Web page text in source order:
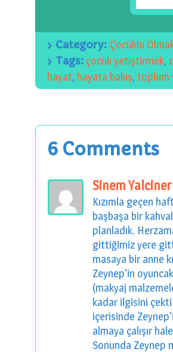
Category: Çocuklu
Tags: çocuk yetiştirmek,
hayat, hayata bakış, toplum
6 Comments
Sinem Yalciner
Kızımla geçen
başbaşa bir
planladık.
gittiğimiz yere
masaya bir anne
Zeynep'in
(makyaj
kadar ilgisini
içerisinde
almaya çalışır
Sonunda Zeynep